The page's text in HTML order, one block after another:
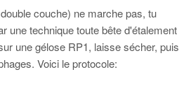
couche) ne marche pas, tu
une technique toute bête d'étalement
une gélose RP1, laisse sécher, puis
Voici le protocole: